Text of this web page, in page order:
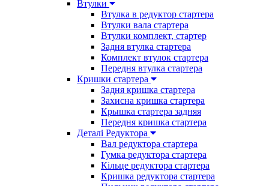
Втулки
Втулка в редуктор стартера
Втулки вала стартера
Втулки комплект, стартер
Задня втулка стартера
Комплект втулок стартера
Передня втулка стартера
Кришки стартера
Задня кришка стартера
Захисна кришка стартера
Крышка стартера задняя
Передня кришка стартера
Деталі Редуктора
Вал редуктора стартера
Гумка редуктора стартера
Кільце редуктора стартера
Кришка редуктора стартера